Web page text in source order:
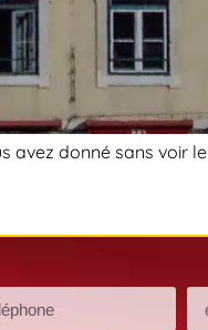
donné sans voir